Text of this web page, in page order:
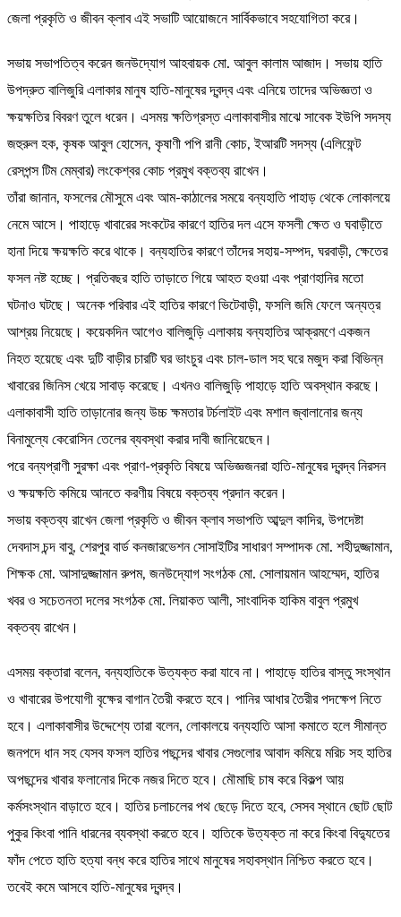
জেলা প্রকৃতি ও জীবন ক্লাব এই সভাটি আয়োজনে সার্বিকভাবে সহযোগিতা করে।
সভায় সভাপতিত্ব করেন জনউদ্যোগ আহবায়ক মো. আবুল কালাম আজাদ। সভায় হাতি
উপদ্রুত বালিজুরি এলাকার মানুষ হাতি-মানুষের দ্বন্দ্ব এবং এনিয়ে তাদের অভিজ্ঞতা ও
ক্ষয়ক্ষতির বিবরণ তুলে ধরেন। এসময় ক্ষতিগ্রস্ত এলাকাবাসীর মাঝে সাবেক ইউপি সদস্য
জহুরুল হক, কৃষক আবুল হোসেন, কৃষাণী পপি রানী কোচ, ইআরটি সদস্য (এলিফেন্ট
রেসপন্স টিম মেম্বার) লংকেশ্বর কোচ প্রমুখ বক্তব্য রাখেন।
তাঁরা জানান, ফসলের মৌসুমে এবং আম-কাঠালের সময়ে বন্যহাতি পাহাড় থেকে লোকালয়ে
নেমে আসে। পাহাড়ে খাবারের সংকটের কারণে হাতির দল এসে ফসলী ক্ষেত ও ঘবাড়ীতে
হানা দিয়ে ক্ষয়ক্ষতি করে থাকে। বন্যহাতির কারণে তাঁদের সহায়-সম্পদ, ঘরবাড়ী, ক্ষেতের
ফসল নষ্ট হচ্ছে। প্রতিবছর হাতি তাড়াতে গিয়ে আহত হওয়া এবং প্রাণহানির মতো
ঘটনাও ঘটছে। অনেক পরিবার এই হাতির কারণে ভিটেবাড়ী, ফসলি জমি ফেলে অন্যত্র
আশ্রয় নিয়েছে। কয়েকদিন আগেও বালিজুড়ি এলাকায় বন্যহাতির আক্রমণে একজন
নিহত হয়েছে এবং দুটি বাড়ীর চারটি ঘর ভাংচুর এবং চাল-ডাল সহ ঘরে মজুদ করা বিভিন্ন
খাবারের জিনিস খেয়ে সাবাড় করেছে। এখনও বালিজুড়ি পাহাড়ে হাতি অবস্থান করছে।
এলাকাবাসী হাতি তাড়ানোর জন্য উচ্চ ক্ষমতার টর্চলাইট এবং মশাল জ্বালানোর জন্য
বিনামুল্যে কেরোসিন তেলের ব্যবস্থা করার দাবী জানিয়েছেন।
পরে বন্যপ্রাণী সুরক্ষা এবং প্রাণ-প্রকৃতি বিষয়ে অভিজ্ঞজনরা হাতি-মানুষের দ্বন্দ্ব নিরসন
ও ক্ষয়ক্ষতি কমিয়ে আনতে করণীয় বিষয়ে বক্তব্য প্রদান করেন।
সভায় বক্তব্য রাখেন জেলা প্রকৃতি ও জীবন ক্লাব সভাপতি আব্দুল কাদির, উপদেষ্টা
দেবদাস চন্দ বাবু, শেরপুর বার্ড কনজারভেশন সোসাইটির সাধারণ সম্পাদক মো. শহীদুজ্জামান,
শিক্ষক মো. আসাদুজ্জামান রুপম, জনউদ্যোগ সংগঠক মো. সোলায়মান আহম্মেদ, হাতির
খবর ও সচেতনতা দলের সংগঠক মো. লিয়াকত আলী, সাংবাদিক হাকিম বাবুল প্রমুখ
বক্তব্য রাখেন।
এসময় বক্তারা বলেন, বন্যহাতিকে উত্যক্ত করা যাবে না। পাহাড়ে হাতির বাস্তু সংস্থান
ও খাবারের উপযোগী বৃক্ষের বাগান তৈরী করতে হবে। পানির আধার তৈরীর পদক্ষেপ নিতে
হবে। এলাকাবাসীর উদ্দেশ্যে তারা বলেন, লোকালয়ে বন্যহাতি আসা কমাতে হলে সীমান্ত
জনপদে ধান সহ যেসব ফসল হাতির পছন্দের খাবার সেগুলোর আবাদ কমিয়ে মরিচ সহ হাতির
অপছন্দের খাবার ফলানোর দিকে নজর দিতে হবে। মৌমাছি চাষ করে বিকল্প আয়
কর্মসংস্থান বাড়াতে হবে। হাতির চলাচলের পথ ছেড়ে দিতে হবে, সেসব স্থানে ছোট ছোট
পুকুর কিংবা পানি ধারনের ব্যবস্থা করতে হবে। হাতিকে উত্যক্ত না করে কিংবা বিদ্যুতের
ফাঁদ পেতে হাতি হত্যা বন্ধ করে হাতির সাথে মানুষের সহাবস্থান নিশ্চিত করতে হবে।
তবেই কমে আসবে হাতি-মানুষের দ্বন্দ্ব।